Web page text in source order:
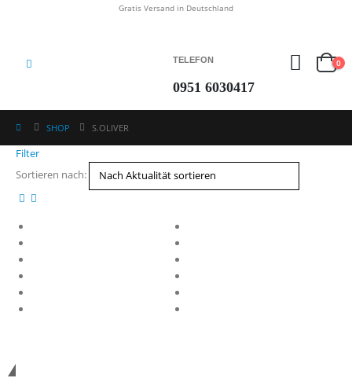
Gratis Versand in Deutschland
TELEFON
0951 6030417
0
SHOP S.OLIVER
Filter
Sortieren nach: